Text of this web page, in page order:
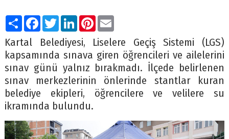
PaylaşFacebook
TwitterLinkedIn
Pinterest
Email
Kartal Belediyesi, Liselere Geçiş Sistemi (LGS)
kapsamında sınava giren öğrencileri ve ailelerini
sınav günü yalnız bırakmadı. İlçede belirlenen
sınav merkezlerinin önlerinde stantlar kuran
belediye ekipleri, öğrencilere ve velilere su
ikramında bulundu.